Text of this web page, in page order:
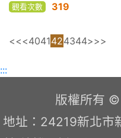
觀看次數 319
<<<4041424344>>>
:::
版權所有
地址：24219新北市